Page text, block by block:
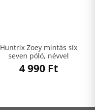
Huntrix Zoey mintás six
seven póló, névvel
4 990 Ft